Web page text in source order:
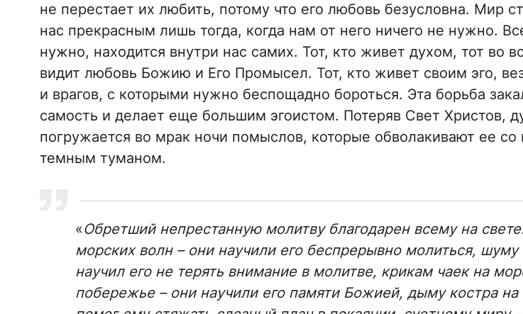
не перестает их любить, потому что его любовь безусловна. Мир
нас прекрасным лишь тогда, когда нам от него ничего не нужно.
нужно, находится внутри нас самих. Тот, кто живет духом, тот во
видит любовь Божию и Его Промысел. Тот, кто живет своим эго,
и врагов, с которыми нужно беспощадно бороться. Эта борьба
самость и делает еще большим эгоистом. Потеряв Свет Христов,
погружается во мрак ночи помыслов, которые обволакивают ее со
темным туманом.
«Обретший непрестанную молитву благодарен всему на
морских волн – они научили его беспрерывно молиться, шуму
научил его не терять внимание в молитве, крикам чаек на
побережье – они научили его памяти Божией, дыму костра на